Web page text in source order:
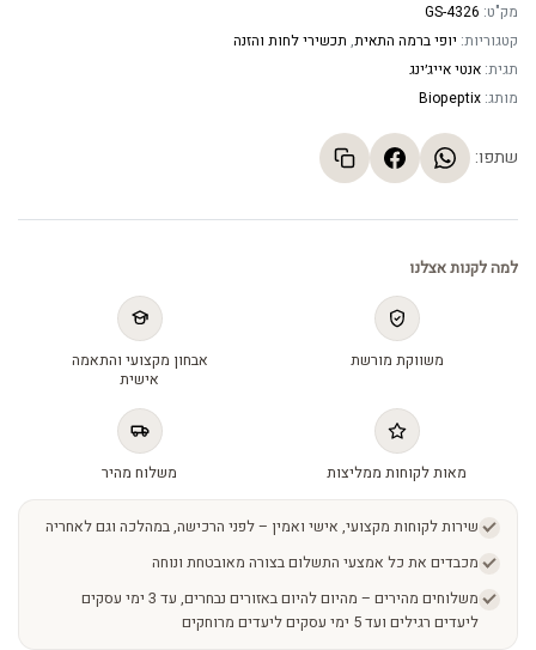
מק"ט: GS-4326
קטגוריות: יופי ברמה התאית, תכשירי לחות והזנה
תגית: אנטי אייג׳ינג
מותג: Biopeptix
שתפו:
למה לקנות אצלנו
משווקת מורשת
אבחון מקצועי והתאמה
אישית
מאות לקוחות ממליצות משלוח מהיר
שירות לקוחות מקצועי, אישי ואמין – לפני הרכישה, במהלכה וגם לאחריה
מכבדים את כל אמצעי התשלום בצורה מאובטחת ונוחה
משלוחים מהירים – מהיום להיום באזורים נבחרים, עד 3 ימי עסקים
ליעדים רגילים ועד 5 ימי עסקים ליעדים מרוחקים